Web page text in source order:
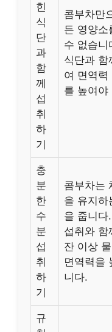
힌
식
단
과
함
께
섭
취
하
기
콤부차만
든 영양소
수 없습니
식단과 함
여 면역력
를 높여야
충
분
한
수
분
섭
취
하
기
콤부차는
을 유지하
을 줍니다
섭취와 함
잔 이상
면역력을
니다.
규